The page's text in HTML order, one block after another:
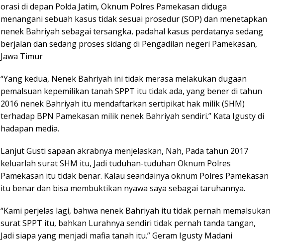
orasi di depan Polda Jatim, Oknum Polres Pamekasan diduga
menangani sebuah kasus tidak sesuai prosedur (SOP) dan menetapkan
nenek Bahriyah sebagai tersangka, padahal kasus perdatanya sedang
berjalan dan sedang proses sidang di Pengadilan negeri Pamekasan,
Jawa Timur
“Yang kedua, Nenek Bahriyah ini tidak merasa melakukan dugaan
pemalsuan kepemilikan tanah SPPT itu tidak ada, yang bener di tahun
2016 nenek Bahriyah itu mendaftarkan sertipikat hak milik (SHM)
terhadap BPN Pamekasan milik nenek Bahriyah sendiri.” Kata Igusty di
hadapan media.
Lanjut Gusti sapaan akrabnya menjelaskan, Nah, Pada tahun 2017
keluarlah surat SHM itu, Jadi tuduhan-tuduhan Oknum Polres
Pamekasan itu tidak benar. Kalau seandainya oknum Polres Pamekasan
itu benar dan bisa membuktikan nyawa saya sebagai taruhannya.
“Kami perjelas lagi, bahwa nenek Bahriyah itu tidak pernah memalsukan
surat SPPT itu, bahkan Lurahnya sendiri tidak pernah tanda tangan,
Jadi siapa yang menjadi mafia tanah itu.” Geram Igusty Madani